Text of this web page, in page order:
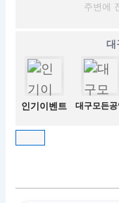
주변에
대
인기이벤트 대구모든공